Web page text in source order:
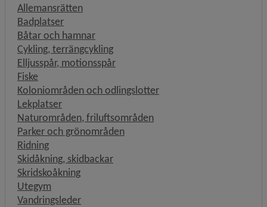
Allemansrätten
Badplatser
Båtar och hamnar
Cykling, terrängcykling
Elljusspår, motionsspår
Fiske
Koloniområden och odlingslotter
Lekplatser
Naturområden, friluftsområden
Parker och grönområden
Ridning
Skidåkning, skidbackar
Skridskoåkning
Utegym
Vandringsleder